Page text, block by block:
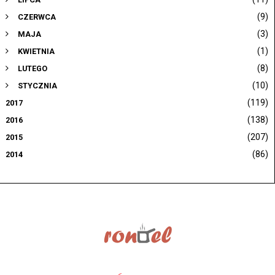
CZERWCA (9)
MAJA (3)
KWIETNIA (1)
LUTEGO (8)
STYCZNIA (10)
2017 (119)
2016 (138)
2015 (207)
2014 (86)